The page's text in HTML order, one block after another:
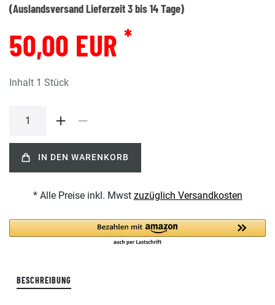
(Auslandsversand Lieferzeit 3 bis 14 Tage)
50,00 EUR *
Inhalt 1 Stück
IN DEN WARENKORB
* Alle Preise inkl. Mwst zuzüglich Versandkosten
BESCHREIBUNG